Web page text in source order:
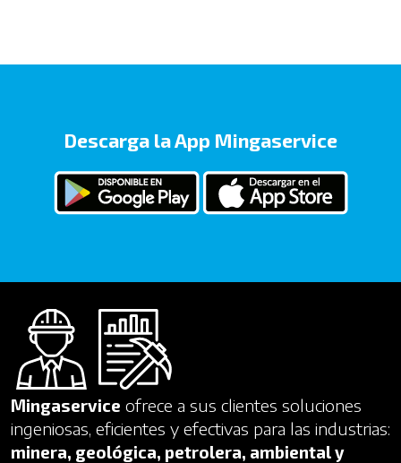
Descarga la App Mingaservice
Mingaservice ofrece a sus clientes soluciones
ingeniosas, eficientes y efectivas para las industrias:
minera, geológica, petrolera, ambiental y